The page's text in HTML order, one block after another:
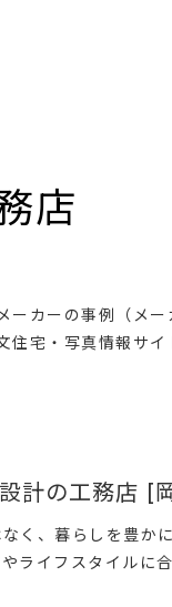
店
カーの事例（メ
宅・写真情報サイ
計の工務店 [
く、暮らしを豊か
ライフスタイルに